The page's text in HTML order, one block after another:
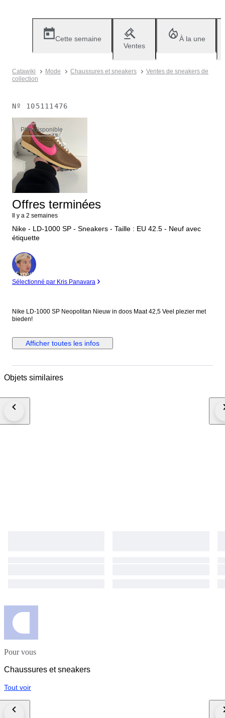
Cette semaine
Ventes
À la une
Catawiki Mode Chaussures et sneakers
Ventes de sneakers de
collection
Nº 105111476
Plus disponible
Offres terminées
Il y a 2 semaines
Nike - LD-1000 SP - Sneakers - Taille : EU 42.5 - Neuf avec
étiquette
Expert
Sélectionné par Kris Panavara
Nike LD-1000 SP Neopolitan Nieuw in doos Maat 42,5 Veel plezier met
bieden!
Afficher toutes les infos
Objets similaires
Pour vous
Chaussures et sneakers
Tout voir